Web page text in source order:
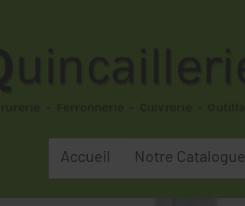
Accueil Notre Catalogue